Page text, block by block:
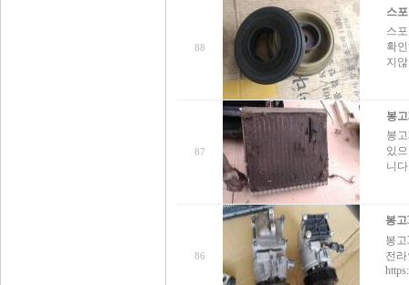
88
스
스
확
지
87
봉
봉
있
니
86
봉
봉
전